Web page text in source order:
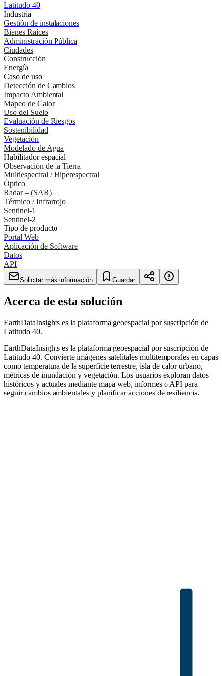
Latitudo 40
Industria
Gestión de instalaciones
Bienes Raíces
Administración Pública
Ciudades
Construcción
Energía
Caso de uso
Detección de Cambios
Impacto Ambiental
Mapeo de Calor
Uso del Suelo
Evaluación de Riesgos
Sostenibilidad
Vegetación
Modelado de Agua
Habilitador espacial
Observación de la Tierra
Multiespectral / Hiperespectral
Óptico
Radar – (SAR)
Térmico / Infrarrojo
Sentinel-1
Sentinel-2
Tipo de producto
Portal Web
Aplicación de Software
Datos
API
Solicitar más información Guardar
Acerca de esta solución
EarthDataInsights es la plataforma geoespacial por suscripción de
Latitudo 40.
EarthDataInsights es la plataforma geoespacial por suscripción de
Latitudo 40. Convierte imágenes satelitales multitemporales en capas
como temperatura de la superficie terrestre, isla de calor urbano,
métricas de inundación y vegetación. Los usuarios exploran datos
históricos y actuales mediante mapa web, informes o API para
seguir cambios ambientales y planificar acciones de resiliencia.